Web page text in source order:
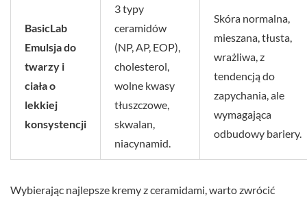
BasicLab
Emulsja do
twarzy i
ciała o
lekkiej
konsystencji
3 typy
ceramidów
(NP, AP, EOP),
cholesterol,
wolne kwasy
tłuszczowe,
skwalan,
niacynamid.
Skóra normalna,
mieszana, tłusta,
wrażliwa, z
tendencją do
zapychania, ale
wymagająca
odbudowy bariery.
Wybierając najlepsze kremy z ceramidami, warto zwrócić